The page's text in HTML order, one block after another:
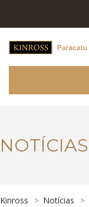
NOTÍCIAS
Kinross > Notícias >